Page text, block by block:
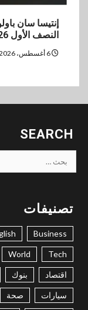
النصف الأول 2026
SEARCH
البحث
عن:
تصنيفات
Business
Tech
World
اقتصاد بنوك
سيارات صحة